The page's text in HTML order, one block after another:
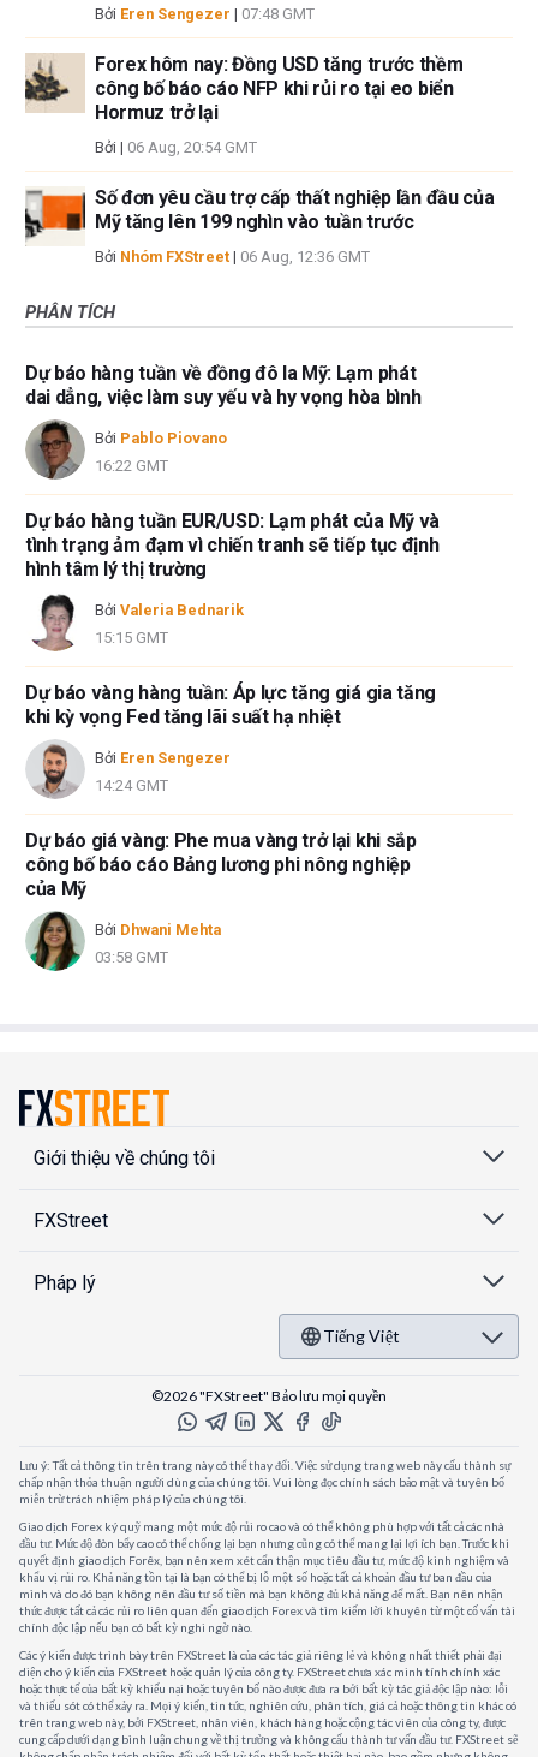
Bởi Eren Sengezer | 07:48 GMT
Forex hôm nay: Đồng USD tăng trước thềm
công bố báo cáo NFP khi rủi ro tại eo biển
Hormuz trở lại
Bởi | 06 Aug, 20:54 GMT
Số đơn yêu cầu trợ cấp thất nghiệp lần đầu của
Mỹ tăng lên 199 nghìn vào tuần trước
Bởi Nhóm FXStreet | 06 Aug, 12:36 GMT
PHÂN TÍCH
Dự báo hàng tuần về đồng đô la Mỹ: Lạm phát
dai dẳng, việc làm suy yếu và hy vọng hòa bình
Bởi Pablo Piovano
16:22 GMT
Dự báo hàng tuần EUR/USD: Lạm phát của Mỹ và
tình trạng ảm đạm vì chiến tranh sẽ tiếp tục định
hình tâm lý thị trường
Bởi Valeria Bednarik
15:15 GMT
Dự báo vàng hàng tuần: Áp lực tăng giá gia tăng
khi kỳ vọng Fed tăng lãi suất hạ nhiệt
Bởi Eren Sengezer
14:24 GMT
Dự báo giá vàng: Phe mua vàng trở lại khi sắp
công bố báo cáo Bảng lương phi nông nghiệp
của Mỹ
Bởi Dhwani Mehta
03:58 GMT
Giới thiệu về chúng tôi
FXStreet
Pháp lý
Tiếng Việt
©2026 "FXStreet" Bảo lưu mọi quyền
Lưu ý: Tất cả thông tin trên trang này có thể thay đổi. Việc sử dụng trang web này cấu thành sự
chấp nhận thỏa thuận người dùng của chúng tôi. Vui lòng đọc chính sách bảo mật và tuyên bố
miễn trừ trách nhiệm pháp lý của chúng tôi.
Giao dịch Forex ký quỹ mang một mức độ rủi ro cao và có thể không phù hợp với tất cả các nhà
đầu tư. Mức độ đòn bẩy cao có thể chống lại bạn nhưng cũng có thể mang lại lợi ích bạn. Trước khi
quyết định giao dịch Forêx, bạn nên xem xét cẩn thận mục tiêu đầu tư, mức độ kinh nghiệm và
khẩu vị rủi ro. Khả năng tồn tại là bạn có thể bị lỗ một số hoặc tất cả khoản đầu tư ban đầu của
mình và do đó bạn không nên đầu tư số tiền mà bạn không đủ khả năng để mất. Bạn nên nhận
thức được tất cả các rủi ro liên quan đến giao dịch Forex và tìm kiếm lời khuyên từ một cố vấn tài
chính độc lập nếu bạn có bất kỳ nghi ngờ nào.
Các ý kiến được trình bày trên FXStreet là của các tác giả riêng lẻ và không nhất thiết phải đại
diện cho ý kiến của FXStreet hoặc quản lý của công ty. FXStreet chưa xác minh tính chính xác
hoặc thực tế của bất kỳ khiếu nại hoặc tuyên bố nào được đưa ra bởi bất kỳ tác giả độc lập nào: lỗi
và thiếu sót có thể xảy ra. Mọi ý kiến, tin tức, nghiên cứu, phân tích, giá cả hoặc thông tin khác có
trên trang web này, bởi FXStreet, nhân viên, khách hàng hoặc cộng tác viên của công ty, được
cung cấp dưới dạng bình luận chung về thị trường và không cấu thành tư vấn đầu tư. FXStreet sẽ